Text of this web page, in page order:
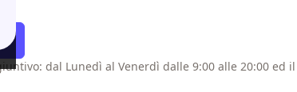
dal Lunedì al Venerdì dalle 9:00 alle 20:00 ed